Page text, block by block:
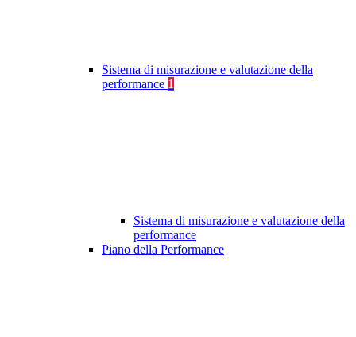
Sistema di misurazione e valutazione della
performance 1
Sistema di misurazione e valutazione della
performance
Piano della Performance